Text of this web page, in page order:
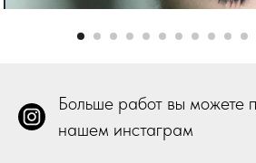
Больше работ вы можете
нашем инстаграм